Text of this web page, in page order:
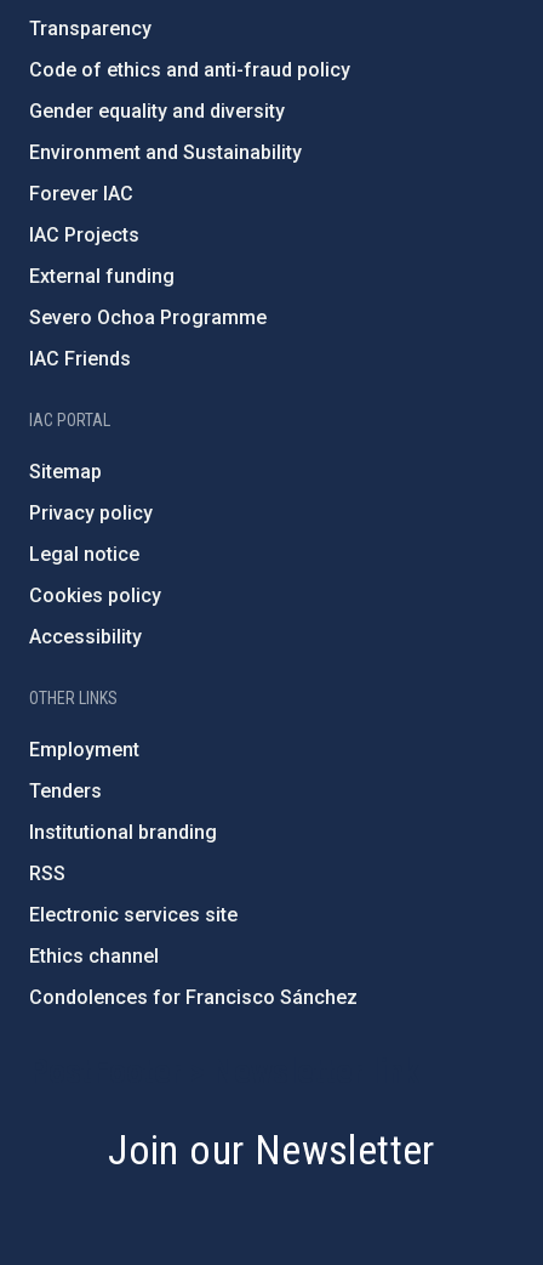
Transparency
Code of ethics and anti-fraud policy
Gender equality and diversity
Environment and Sustainability
Forever IAC
IAC Projects
External funding
Severo Ochoa Programme
IAC Friends
IAC PORTAL
Sitemap
Privacy policy
Legal notice
Cookies policy
Accessibility
OTHER LINKS
Employment
Tenders
Institutional branding
RSS
Electronic services site
Ethics channel
Condolences for Francisco Sánchez
Join our Newsletter